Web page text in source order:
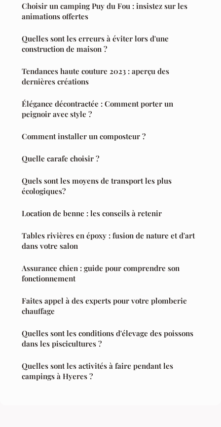
Choisir un camping Puy du Fou : insistez sur les
animations offertes
Quelles sont les erreurs à éviter lors d'une
construction de maison ?
Tendances haute couture 2023 : aperçu des
dernières créations
Élégance décontractée : Comment porter un
peignoir avec style ?
Comment installer un composteur ?
Quelle carafe choisir ?
Quels sont les moyens de transport les plus
écologiques?
Location de benne : les conseils à retenir
Tables rivières en époxy : fusion de nature et d'art
dans votre salon
Assurance chien : guide pour comprendre son
fonctionnement
Faites appel à des experts pour votre plomberie
chauffage
Quelles sont les conditions d'élevage des poissons
dans les piscicultures ?
Quelles sont les activités à faire pendant les
campings à Hyeres ?